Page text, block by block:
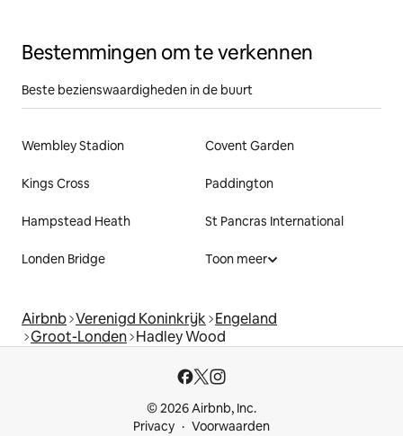
Bestemmingen om te verkennen
Beste bezienswaardigheden in de buurt
Wembley Stadion Covent Garden
Kings Cross Paddington
Hampstead Heath St Pancras International
Londen Bridge Toon meer
Airbnb Verenigd Koninkrijk Engeland
Groot-Londen Hadley Wood
© 2026 Airbnb, Inc.
Privacy
Voorwaarden